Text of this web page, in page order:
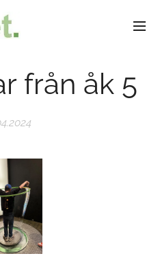
från åk 5